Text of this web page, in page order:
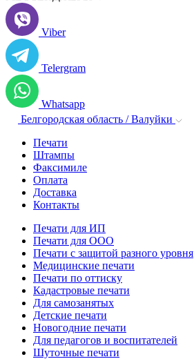
Viber
Telergram
Whatsapp
Белгородская область / Валуйки
Печати
Штампы
Факсимиле
Оплата
Доставка
Контакты
Печати для ИП
Печати для ООО
Печати с защитой разного уровня
Медицинские печати
Печати по оттиску
Кадастровые печати
Для самозанятых
Детские печати
Новогодние печати
Для педагогов и воспитателей
Шуточные печати